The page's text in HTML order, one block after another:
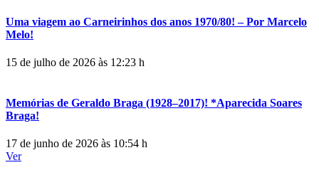
Uma viagem ao Carneirinhos dos anos 1970/80! – Por Marcelo
Melo!
15 de julho de 2026 às 12:23 h
Memórias de Geraldo Braga (1928–2017)! *Aparecida Soares
Braga!
17 de junho de 2026 às 10:54 h
Ver